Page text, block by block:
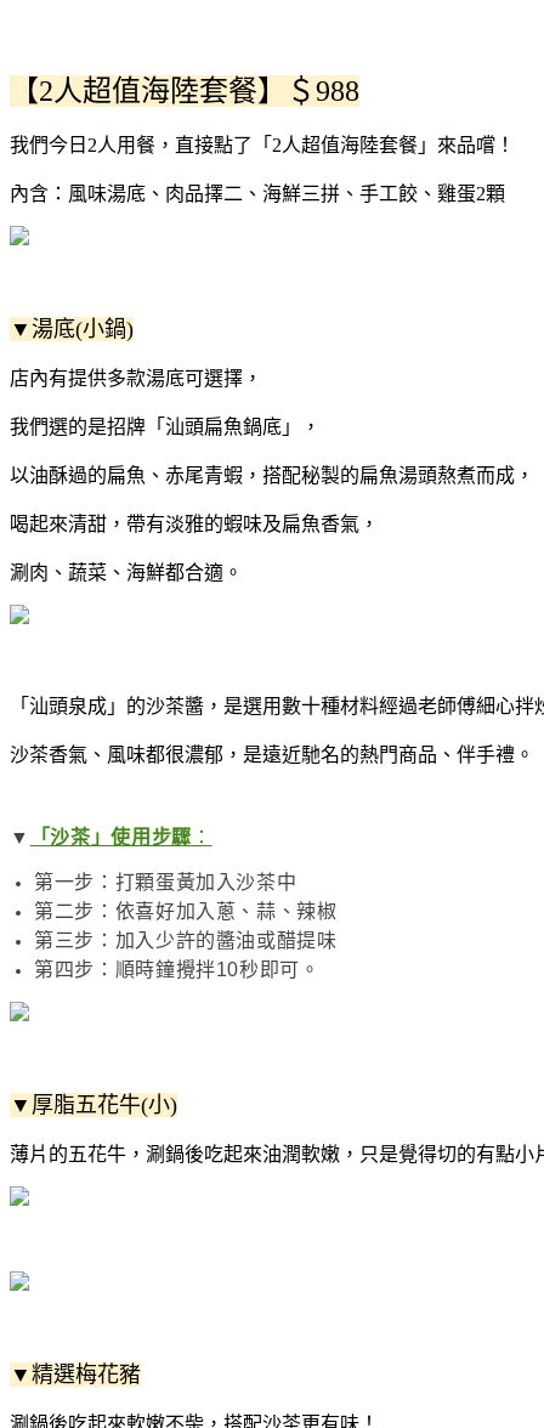
【2人超值海陸套餐】＄988
我們今日2人用餐，直接點了「2人超值海陸套餐」來品嚐！
內含：風味湯底、肉品擇二、海鮮三拼、手工餃、雞蛋2顆
▼湯底(小鍋)
店內有提供多款湯底可選擇，
我們選的是招牌「汕頭扁魚鍋底」，
以油酥過的扁魚、赤尾青蝦，搭配秘製的扁魚湯頭熬煮而成，
喝起來清甜，帶有淡雅的蝦味及扁魚香氣，
涮肉、蔬菜、海鮮都合適。
「汕頭泉成」的沙茶醬，是選用數十種材料經過老師傅細心拌
沙茶香氣、風味都很濃郁，是遠近馳名的熱門商品、伴手禮。
▼ 「沙茶」使用步驟 ：
第一步：打顆蛋黃加入沙茶中
第二步：依喜好加入蔥、蒜、辣椒
第三步：加入少許的醬油或醋提味
第四步：順時鐘攪拌10秒即可。
▼厚脂五花牛(小)
薄片的五花牛，涮鍋後吃起來油潤軟嫩，只是覺得切的有點小
▼精選梅花豬
涮鍋後吃起來軟嫩不柴，搭配沙茶更有味！